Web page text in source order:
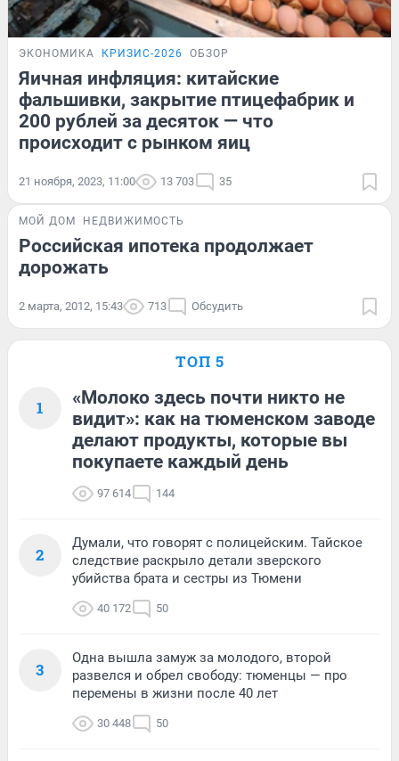
ЭКОНОМИКА КРИЗИС-2026 ОБЗОР
Яичная инфляция: китайские
фальшивки, закрытие птицефабрик и
200 рублей за десяток — что
происходит с рынком яиц
21 ноября, 2023, 11:00 13 703 35
МОЙ ДОМ НЕДВИЖИМОСТЬ
Российская ипотека продолжает
дорожать
2 марта, 2012, 15:43 713 Обсудить
ТОП 5
1
«Молоко здесь почти никто не
видит»: как на тюменском заводе
делают продукты, которые вы
покупаете каждый день
97 614 144
2
Думали, что говорят с полицейским. Тайское
следствие раскрыло детали зверского
убийства брата и сестры из Тюмени
40 172 50
3
Одна вышла замуж за молодого, второй
развелся и обрел свободу: тюменцы — про
перемены в жизни после 40 лет
30 448 50